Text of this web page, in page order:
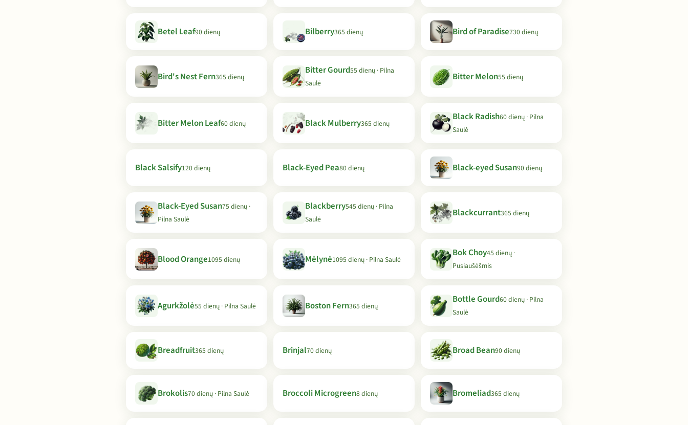
Betel Leaf90 dienų Bilberry365 dienų Bird of Paradise730 dienų
Bird's Nest Fern365 dienų
Bitter Gourd55 dienų · Pilna
Saulė
Bitter Melon55 dienų
Bitter Melon Leaf60 dienų Black Mulberry365 dienų
Black Radish60 dienų · Pilna
Saulė
Black Salsify120 dienų Black-Eyed Pea80 dienų Black-eyed Susan90 dienų
Black-Eyed Susan75 dienų ·
Pilna Saulė
Blackberry545 dienų · Pilna
Saulė
Blackcurrant365 dienų
Blood Orange1095 dienų Mėlynė1095 dienų · Pilna Saulė
Bok Choy45 dienų ·
Pusiaušėšmis
Agurkžolė55 dienų · Pilna Saulė Boston Fern365 dienų
Bottle Gourd60 dienų · Pilna
Saulė
Breadfruit365 dienų Brinjal70 dienų Broad Bean90 dienų
Brokolis70 dienų · Pilna Saulė Broccoli Microgreen8 dienų Bromeliad365 dienų